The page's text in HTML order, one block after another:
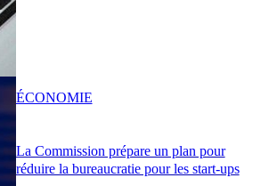
La Commission prépare un plan pour
réduire la bureaucratie pour les start-ups
ÉCONOMIE